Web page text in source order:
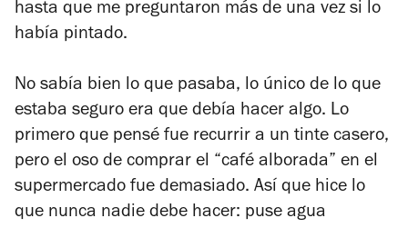
hasta que me preguntaron más de una vez si lo
había pintado.
No sabía bien lo que pasaba, lo único de lo que
estaba seguro era que debía hacer algo. Lo
primero que pensé fue recurrir a un tinte casero,
pero el oso de comprar el “café alborada” en el
supermercado fue demasiado. Así que hice lo
que nunca nadie debe hacer: puse agua